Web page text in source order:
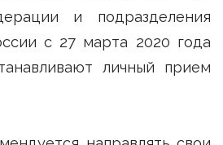
и подразделения
с 27 марта 2020 года
личный прием